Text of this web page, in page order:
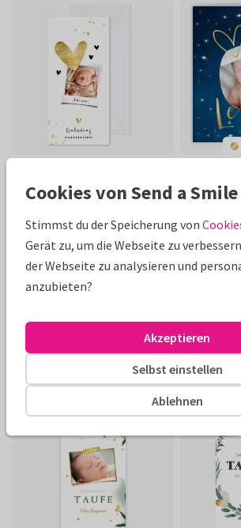
Cookies von Send a Smile
Stimmst du der Speicherung von
Gerät zu, um die Webseite zu
der Webseite zu analysieren und
anzubieten?
Ablehnen
Selbst einstellen
Akzeptieren